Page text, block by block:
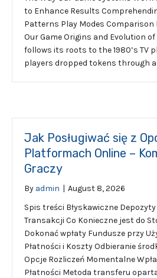
to Enhance Results
Patterns Play Modes Comparison
Our Game Origins and Evolution of
follows its roots to the 1980’s TV
players dropped tokens through a
Jak Posługiwać się z
Platformach Online –
Graczy
By admin | August 8, 2026
Spis treści Błyskawiczne
Transakcji Co Konieczne jest do
Dokonać wpłaty Fundusze przy
Płatności i Koszty Odbieranie
Opcje Rozliczeń Momentalne
Płatności Metoda transferu